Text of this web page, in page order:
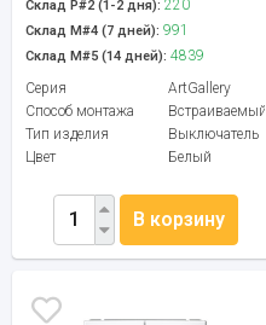
Склад Р#2 (1-2 дня): 220
Склад М#4 (7 дней): 991
Склад М#5 (14 дней): 4839
Серия
ArtGallery
Способ монтажа
Встраиваемый
Тип изделия
Выключатель
Цвет
Белый
В корзину